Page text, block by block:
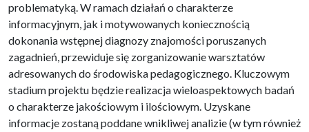
problematyką. W ramach działań o charakterze
informacyjnym, jak i motywowanych koniecznością
dokonania wstępnej diagnozy znajomości poruszanych
zagadnień, przewiduje się zorganizowanie warsztatów
adresowanych do środowiska pedagogicznego. Kluczowym
stadium projektu będzie realizacja wieloaspektowych badań
o charakterze jakościowym i ilościowym. Uzyskane
informacje zostaną poddane wnikliwej analizie (w tym również